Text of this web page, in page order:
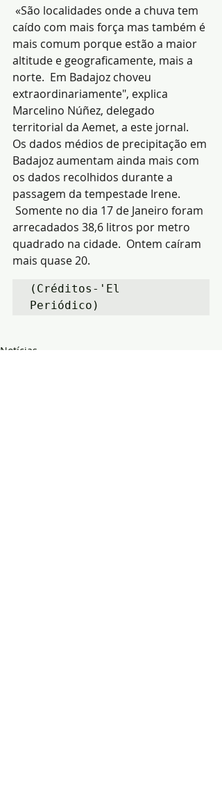
«São localidades onde a chuva tem
caído com mais força mas também é
mais comum porque estão a maior
altitude e geograficamente, mais a
norte.  Em Badajoz choveu
extraordinariamente", explica
Marcelino Núñez, delegado
territorial da Aemet, a este jornal.
Os dados médios de precipitação em
Badajoz aumentam ainda mais com
os dados recolhidos durante a
passagem da tempestade Irene.
Somente no dia 17 de Janeiro foram
arrecadados 38,6 litros por metro
quadrado na cidade.  Ontem caíram
mais quase 20.
(Créditos-'El
Periódico)
Notícias